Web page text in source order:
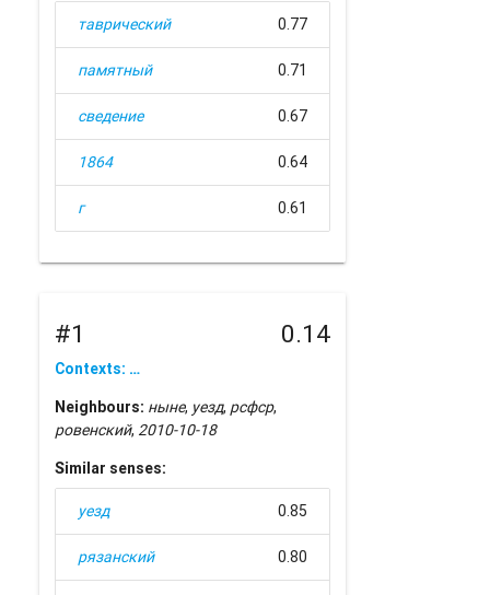
таврический 0.77
памятный 0.71
сведение 0.67
1864 0.64
г 0.61
#1 0.14
Contexts: …
Neighbours: ныне, уезд, рсфср,
ровенский, 2010-10-18
Similar senses:
уезд 0.85
рязанский 0.80